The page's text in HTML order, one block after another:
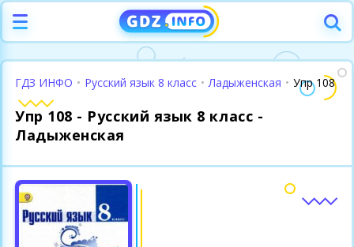
ГДЗ ИНФО • Русский язык 8 класс • Ладыженская • Упр 108
Упр 108 - Русский язык 8 класс -
Ладыженская